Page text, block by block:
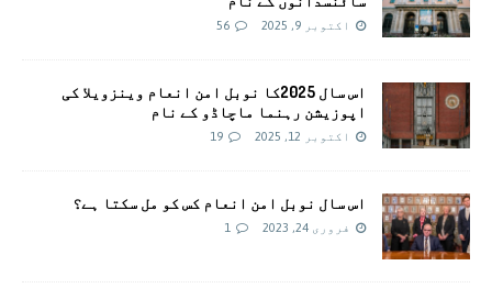
اکتوبر 9, 2025 56
اس سال 2025کا نوبل امن انعام وینزویلا کی
اپوزیشن رہنما ماچاڈو کے نام
اکتوبر 12, 2025 19
اس سال نوبل امن انعام کس کو مل سکتا ہے؟
فروری 24, 2023 1